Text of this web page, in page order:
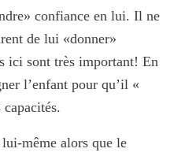
confiance en lui. Il ne
de lui «donner»
ici sont très important! En
l’enfant pour qu’il «
même alors que le